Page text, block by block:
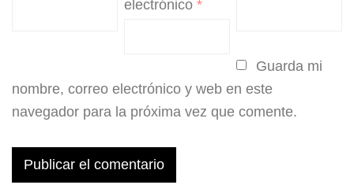
electrónico*
Guarda mi
nombre, correo electrónico y web en este
navegador para la próxima vez que comente.